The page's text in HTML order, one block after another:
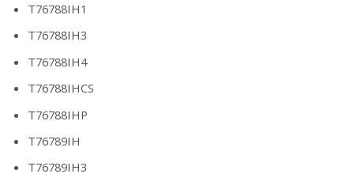
T76788IH1
T76788IH3
T76788IH4
T76788IHCS
T76788IHP
T76789IH
T76789IH3